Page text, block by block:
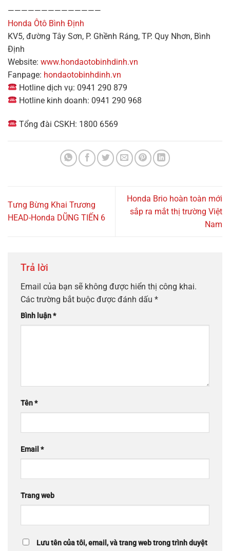
——————————————
Honda Ôtô Bình Định
KV5, đường Tây Sơn, P. Ghềnh Ráng, TP. Quy Nhơn, Bình
Định
Website: www.hondaotobinhdinh.vn
Fanpage: hondaotobinhdinh.vn
Hotline dịch vụ: 0941 290 879
Hotline kinh doanh: 0941 290 968
Tổng đài CSKH: 1800 6569
Tưng Bừng Khai Trương
HEAD-Honda DŨNG TIẾN 6
Honda Brio hoàn toàn mới
sắp ra mắt thị trường Việt
Nam
Trả lời
Email của bạn sẽ không được hiển thị công khai.
Các trường bắt buộc được đánh dấu *
Bình luận*
Tên*
Email *
Trang web
Lưu tên của tôi, email, và trang web trong trình duyệt